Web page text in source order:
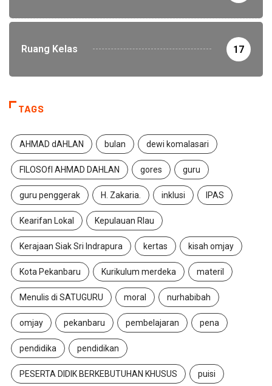
Ruang Kelas 17
TAGS
AHMAD dAHLAN bulan dewi komalasari
FILOSOfI AHMAD DAHLAN gores guru
guru penggerak H. Zakaria. inklusi IPAS
Kearifan Lokal Kepulauan RIau
Kerajaan Siak Sri Indrapura kertas kisah omjay
Kota Pekanbaru Kurikulum merdeka materil
Menulis di SATUGURU moral nurhabibah
omjay pekanbaru pembelajaran pena
pendidika pendidikan
PESERTA DIDIK BERKEBUTUHAN KHUSUS puisi